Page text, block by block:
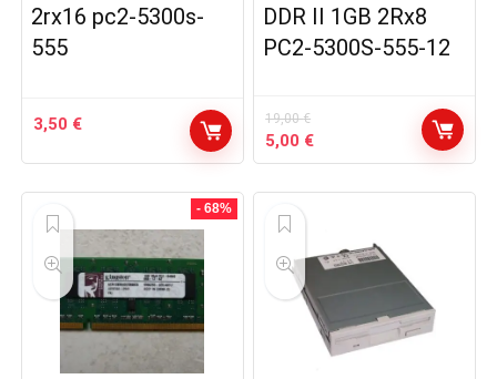
2rx16 pc2-5300s-
555
3,50 €
DDR II 1GB 2Rx8
PC2-5300S-555-12
19,00€
Le
prix
19,00 €.
5,00 €Le
prix
- 68%